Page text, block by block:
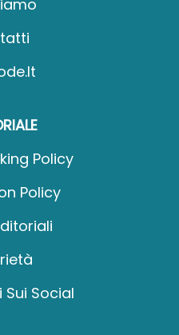
Policy
Policy
Social